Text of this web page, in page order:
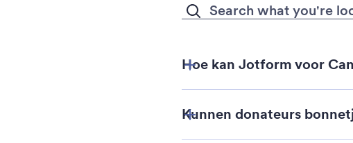
Hoe kan Jotform voor
Kunnen donateurs